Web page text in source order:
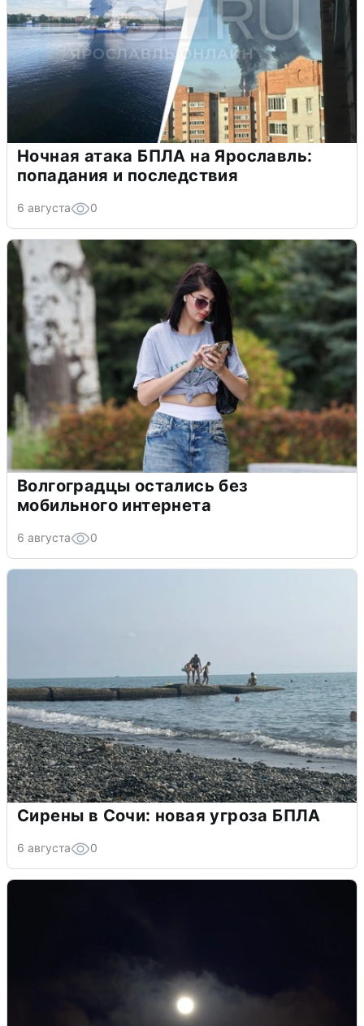
Ночная атака БПЛА на Ярославль:
попадания и последствия
6 августа 0
Волгоградцы остались без
мобильного интернета
6 августа 0
Сирены в Сочи: новая угроза БПЛА
6 августа 0